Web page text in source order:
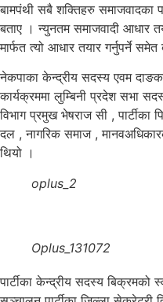
बामपंथी सबै शक्तिहरु समाजवादका
बताए । न्युनतम समाजवादी आधार
मार्फत त्यो आधार तयार गर्नुपर्ने समेत
नेकपाका केन्द्रीय सदस्य एवम
कार्यक्रममा लुम्बिनी प्रदेश सभा
विभाग प्रमुख भेषराज सी , पार्टीका
दल , नागरिक समाज ,
थियो ।
oplus_2
Oplus_131072
पार्टीका केन्द्रीय सदस्य बिक्रमको